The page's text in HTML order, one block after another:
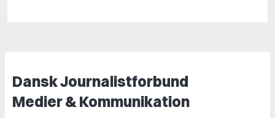
Dansk Journalistforbund
Medier & Kommunikation